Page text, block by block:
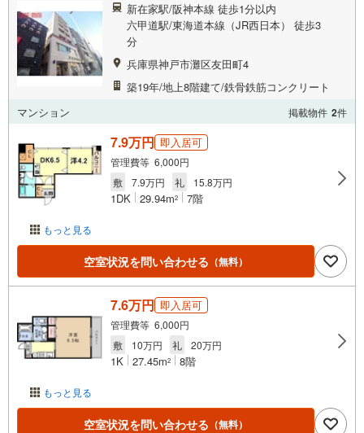
新在家駅/阪神本線 徒歩1分以内
六甲道駅/東海道本線（JR西日本） 徒歩3
分
兵庫県神戸市灘区友田町4
築19年/地上8階建て/鉄骨鉄筋コンクリート
マンション
掲載物件 2件
もっと見る
7.9万円 即入居可
管理費等 6,000円
敷
7.9万円 礼 15.8万円
1DK 29.94m2 7階
空室状況を問い合わせる （無料）
もっと見る
7.6万円 即入居可
管理費等 6,000円
敷
10万円 礼 20万円
1K 27.45m2 8階
空室状況を問い合わせる （無料）